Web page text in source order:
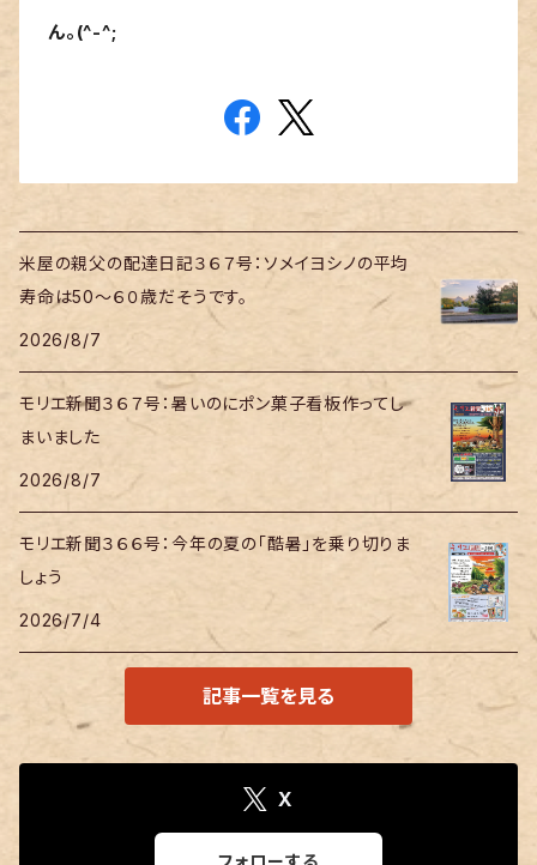
ん。(^-^;
米屋の親父の配達日記３６７号：ソメイヨシノの平均
寿命は50～６０歳だそうです。
2026/8/7
モリエ新聞３６７号：暑いのにポン菓子看板作ってし
まいました
2026/8/7
モリエ新聞３６６号：今年の夏の「酷暑」を乗り切りま
しょう
2026/7/4
記事一覧を見る
X
フォローする